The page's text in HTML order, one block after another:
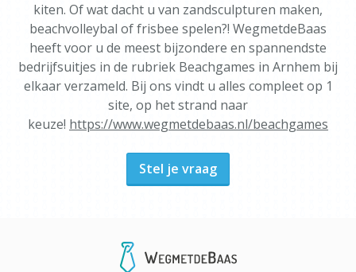
kiten. Of wat dacht u van zandsculpturen maken,
beachvolleybal of frisbee spelen?! WegmetdeBaas
heeft voor u de meest bijzondere en spannendste
bedrijfsuitjes in de rubriek Beachgames in Arnhem bij
elkaar verzameld. Bij ons vindt u alles compleet op 1
site, op het strand naar
keuze! https://www.wegmetdebaas.nl/beachgames
Stel je vraag